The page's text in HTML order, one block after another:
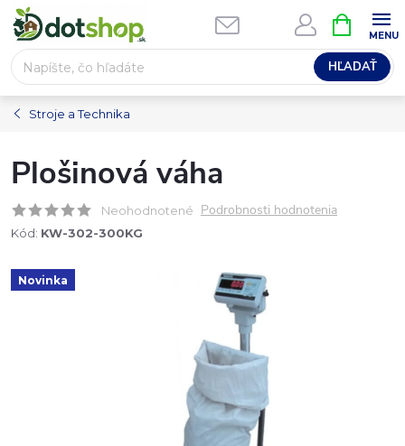
Prejsť
na
obsah
HĽADAŤ
KOŠÍK
Stroje a Technika
Plošinová váha
Neohodnotené Podrobnosti hodnotenia
Kód: KW-302-300KG
Novinka